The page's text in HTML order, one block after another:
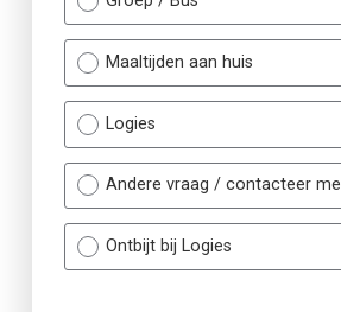
Maaltijden aan huis
Logies
Andere vraag / contacteer me
Ontbijt bij Logies